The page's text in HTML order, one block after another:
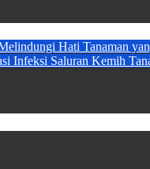
Hati Tanaman
Infeksi Saluran Kemih